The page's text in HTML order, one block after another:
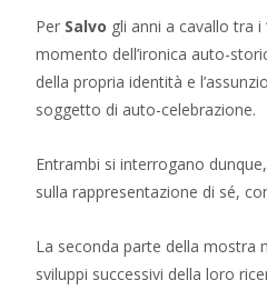
Per Salvo gli anni a cavallo tra i
momento dell’ironica auto-
della propria identità e
soggetto di auto-celebrazione.
Entrambi si interrogano
sulla rappresentazione di sé,
La seconda parte della mostra
sviluppi successivi della loro